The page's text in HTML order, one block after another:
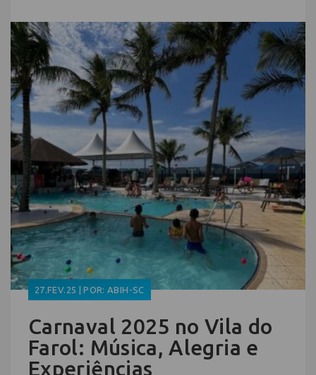
27.FEV.25 | POR: ABIH-SC
Carnaval 2025 no Vila do
Farol: Música, Alegria e
Experiências